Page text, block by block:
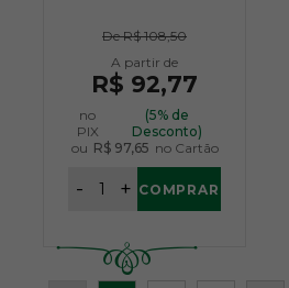
DeR$ 108,50
R$ 92,77
no
PIX
(5% de
Desconto)
ou R$ 97,65 no Cartão
+
- COMPRAR